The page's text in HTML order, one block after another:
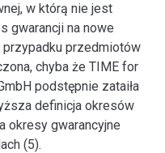
w którą nie jest
gwarancji na nowe
przedmiotów
chyba że TIME for
podstępnie zataiła
definicja okresów
okresy gwarancyjne
(5).